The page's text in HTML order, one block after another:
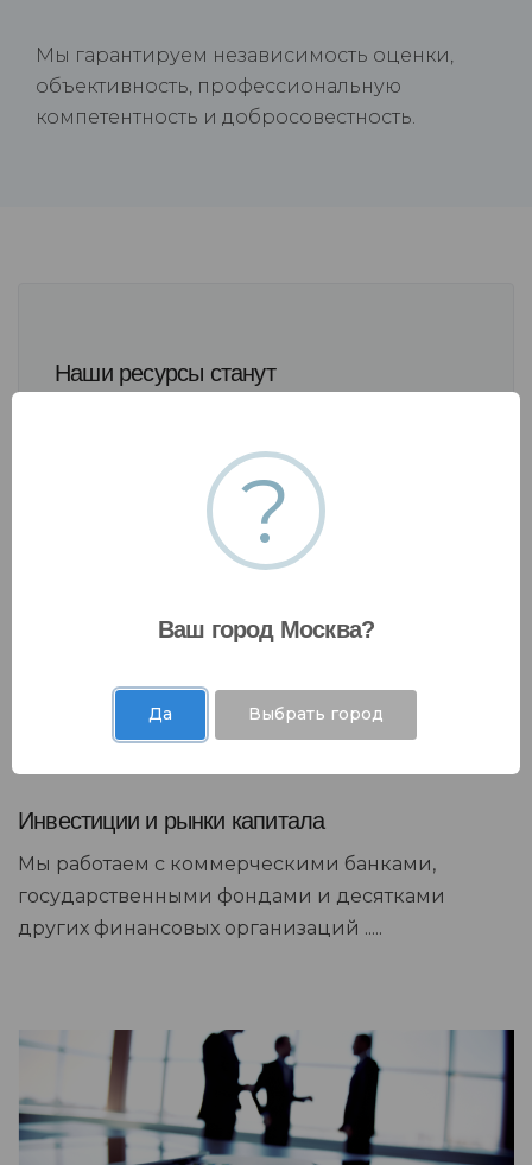
Мы гарантируем независимость оценки,
объективность, профессиональную
компетентность и добросовестность.
Наши ресурсы станут
Инвестиции и рынки капитала
Мы работаем с коммерческими банками,
государственными фондами и десятками
других финансовых организаций .....
?
Ваш город Москва?
Да Выбрать город